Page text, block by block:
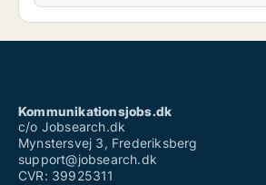
Kommunikationsjobs.dk
c/o Jobsearch.dk
Mynstersvej 3, Frederiksberg
support@jobsearch.dk
CVR: 39925311